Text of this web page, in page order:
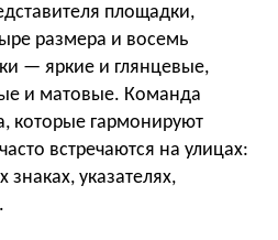
площадки,
размера и восемь
— яркие и глянцевые,
и матовые. Команда
которые гармонируют
встречаются на улицах:
указателях,